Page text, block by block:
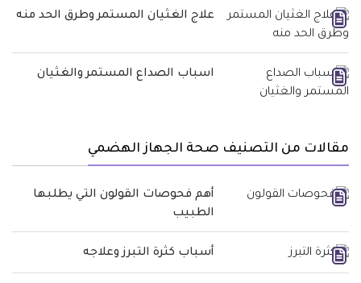
علاج الغثيان المستمر وطرق الحد منه
اسباب الصداع المستمر والغثيان
مقالات من التصنيف صحة الجهاز الهضمي
أهم فحوصات القولون التي يطلبها
الطبيب
أسباب كثرة التبرز وعلاجه